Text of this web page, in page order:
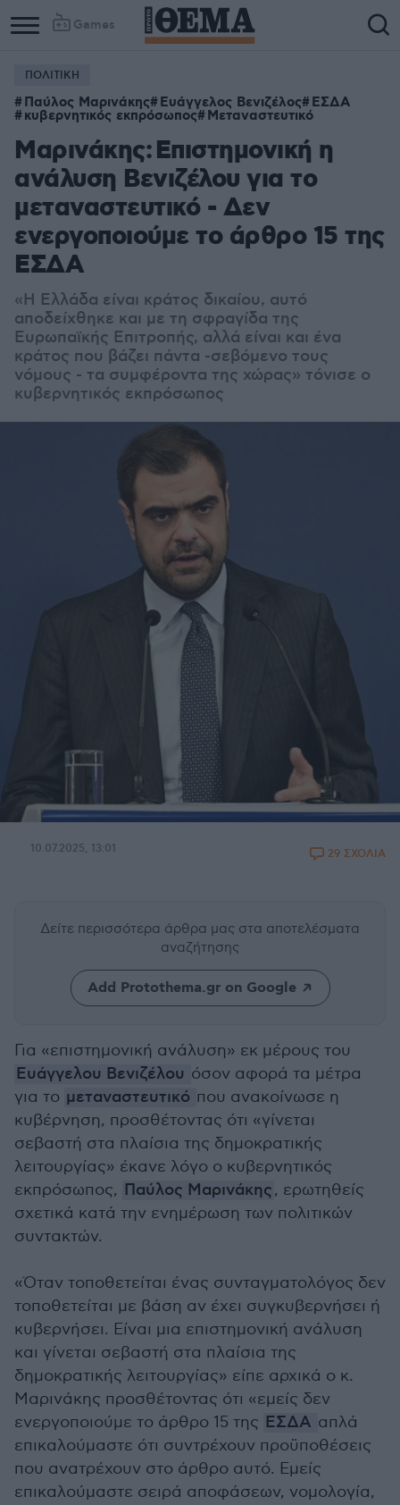
Games
ΠΟΛΙΤΙΚΗ
Παύλος Μαρινάκης Ευάγγελος Βενιζέλος ΕΣΔΑ
κυβερνητικός εκπρόσωπος Μεταναστευτικό
Μαρινάκης: Επιστημονική η
ανάλυση Βενιζέλου για το
μεταναστευτικό - Δεν
ενεργοποιούμε το άρθρο 15 της
ΕΣΔΑ
«Η Ελλάδα είναι κράτος δικαίου, αυτό
αποδείχθηκε και με τη σφραγίδα της
Ευρωπαϊκής Επιτροπής, αλλά είναι και ένα
κράτος που βάζει πάντα -σεβόμενο τους
νόμους - τα συμφέροντα της χώρας» τόνισε ο
κυβερνητικός εκπρόσωπος
10.07.2025, 13:01 29 ΣΧΟΛΙΑ
Δείτε περισσότερα άρθρα μας στα αποτελέσματα
αναζήτησης
Add Protothema.gr on Google
Για «επιστημονική ανάλυση» εκ μέρους του
Ευάγγελου Βενιζέλου όσον αφορά τα μέτρα
για το μεταναστευτικό που ανακοίνωσε η
κυβέρνηση, προσθέτοντας ότι «γίνεται
σεβαστή στα πλαίσια της δημοκρατικής
λειτουργίας» έκανε λόγο ο κυβερνητικός
εκπρόσωπος, Παύλος Μαρινάκης, ερωτηθείς
σχετικά κατά την ενημέρωση των πολιτικών
συντακτών.
«Όταν τοποθετείται ένας συνταγματολόγος δεν
τοποθετείται με βάση αν έχει συγκυβερνήσει ή
κυβερνήσει. Είναι μια επιστημονική ανάλυση
και γίνεται σεβαστή στα πλαίσια της
δημοκρατικής λειτουργίας» είπε αρχικά ο κ.
Μαρινάκης προσθέτοντας ότι «εμείς δεν
ενεργοποιούμε το άρθρο 15 της ΕΣΔΑ απλά
επικαλούμαστε ότι συντρέχουν προϋποθέσεις
που ανατρέχουν στο άρθρο αυτό. Εμείς
επικαλούμαστε σειρά αποφάσεων, νομολογία,